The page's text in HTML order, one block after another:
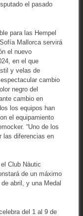
el pasado
para las Hempel
Mallorca servirá
el nuevo
en el que
y velas de
cambio
negro del
cambio en
los equipos han
el equipamiento
“Uno de los
las diferencias en
Club Nàutic
de un máximo
abril, y una Medal
del 1 al 9 de